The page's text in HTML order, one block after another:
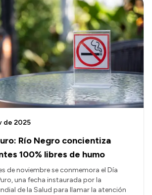
Río Negro concientiza
100% libres de humo
de 2025
de noviembre se conmemora el Día
una fecha instaurada por la
de la Salud para llamar la atención